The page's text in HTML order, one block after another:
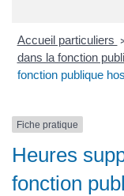
Accueil particuliers
dans la fonction
fonction publique
Fiche pratique
Heures
fonction